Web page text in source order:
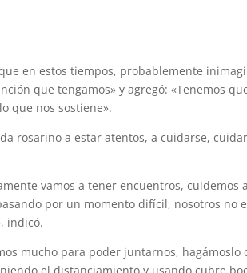
en estos tiempos, probablemente
que tengamos» y agregó: «Tenemos
que nos sostiene».
rosarino a estar atentos, a cuidarse,
vamos a tener encuentros, cuidemos
por un momento difícil, nosotros no
indicó.
mucho para poder juntarnos, hagámoslo